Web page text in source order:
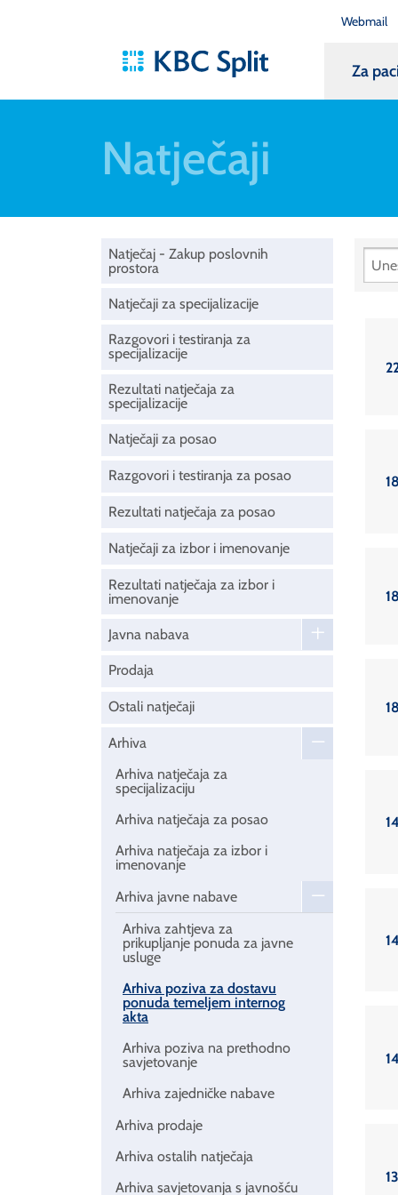
Webmail
Za
Natječaji
Natječaj - Zakup poslovnih
prostora
Natječaji za specijalizacije
Razgovori i testiranja za
specijalizacije
Rezultati natječaja za
specijalizacije
Natječaji za posao
Razgovori i testiranja za posao
Rezultati natječaja za posao
Natječaji za izbor i imenovanje
Rezultati natječaja za izbor i
imenovanje
Javna nabava
Prodaja
Ostali natječaji
Arhiva
Arhiva natječaja za
specijalizaciju
Arhiva natječaja za posao
Arhiva natječaja za izbor i
imenovanje
Arhiva javne nabave
Arhiva zahtjeva za
prikupljanje ponuda za javne
usluge
Arhiva poziva za dostavu
ponuda temeljem internog
akta
Arhiva poziva na prethodno
savjetovanje
Arhiva zajedničke nabave
Arhiva prodaje
Arhiva ostalih natječaja
Arhiva savjetovanja s javnošću